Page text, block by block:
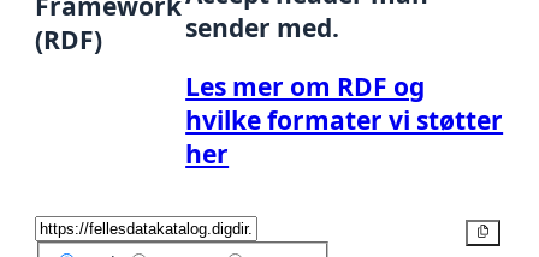
(RDF)
sender med.
Les mer om RDF og
hvilke formater vi støtter
her